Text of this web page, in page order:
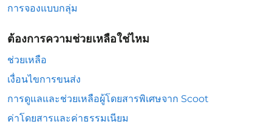
การจองแบบกลุ่ม
ต้องการความช่วยเหลือใช่ไหม
ช่วยเหลือ
เงื่อนไขการขนส่ง
การดูแลและช่วยเหลือผู้โดยสารพิเศษจาก Scoot
ค่าโดยสารและค่าธรรมเนียม